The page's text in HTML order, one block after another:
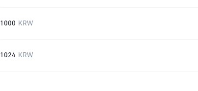
1000 KRW
1024 KRW